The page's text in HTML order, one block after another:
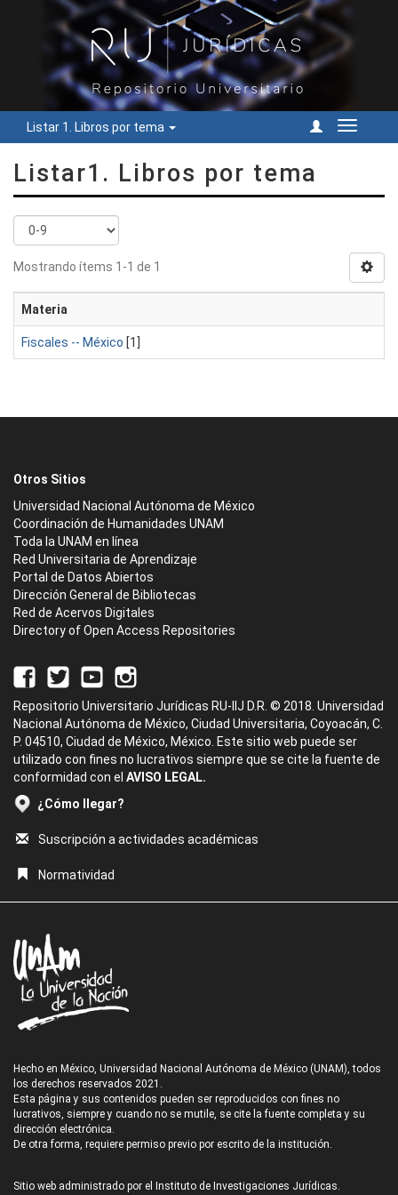
Listar 1. Libros por tema
Cambiar
Listar1. Libros por tema
Mostrando ítems 1-1 de 1
Materia
Fiscales -- México [1]
Otros Sitios
Universidad Nacional Autónoma de México
Coordinación de Humanidades UNAM
Toda la UNAM en línea
Red Universitaria de Aprendizaje
Portal de Datos Abiertos
Dirección General de Bibliotecas
Red de Acervos Digitales
Directory of Open Access Repositories
Repositorio Universitario Jurídicas RU-IIJ D.R. © 2018. Universidad
Nacional Autónoma de México, Ciudad Universitaria, Coyoacán, C.
P. 04510, Ciudad de México, México. Este sitio web puede ser
utilizado con fines no lucrativos siempre que se cite la fuente de
conformidad con el AVISO LEGAL.
¿Cómo llegar?
Suscripción a actividades académicas
Normatividad
Hecho en México, Universidad Nacional Autónoma de México (UNAM), todos
los derechos reservados 2021.
Esta página y sus contenidos pueden ser reproducidos con fines no
lucrativos, siempre y cuando no se mutile, se cite la fuente completa y su
dirección electrónica.
De otra forma, requiere permiso previo por escrito de la institución.
Sitio web administrado por el Instituto de Investigaciones Jurídicas.